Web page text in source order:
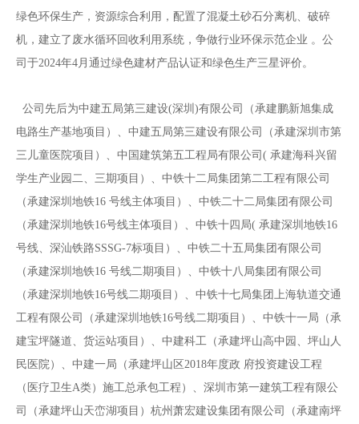
绿色环保生产，资源综合利用，配置了混凝土砂石分离机、破碎
机，建立了废水循环回收利用系统，争做行业环保示范企业 。公
司于2024年4月通过绿色建材产品认证和绿色生产三星评价。
公司先后为中建五局第三建设(深圳)有限公司（承建鹏新旭集成
电路生产基地项目）、中建五局第三建设有限公司（承建深圳市第
三儿童医院项目）、中国建筑第五工程局有限公司( 承建海科兴留
学生产业园二、三期项目）、中铁十二局集团第二工程有限公司
（承建深圳地铁16 号线主体项目）、中铁二十二局集团有限公司
（承建深圳地铁16号线主体项目）、中铁十四局( 承建深圳地铁16
号线、深汕铁路SSSG-7标项目）、中铁二十五局集团有限公司
（承建深圳地铁16 号线二期项目）、中铁十八局集团有限公司
（承建深圳地铁16号线二期项目）、中铁十七局集团上海轨道交通
工程有限公司（承建深圳地铁16号线二期项目）、中铁十一局（承
建宝坪隧道、货运站项目）、中建科工（承建坪山高中园、坪山人
民医院）、中建一局（承建坪山区2018年度政 府投资建设工程
（医疗卫生A类）施工总承包工程）、深圳市第一建筑工程有限公
司（承建坪山天峦湖项目）杭州萧宏建设集团有限公司（承建南坪